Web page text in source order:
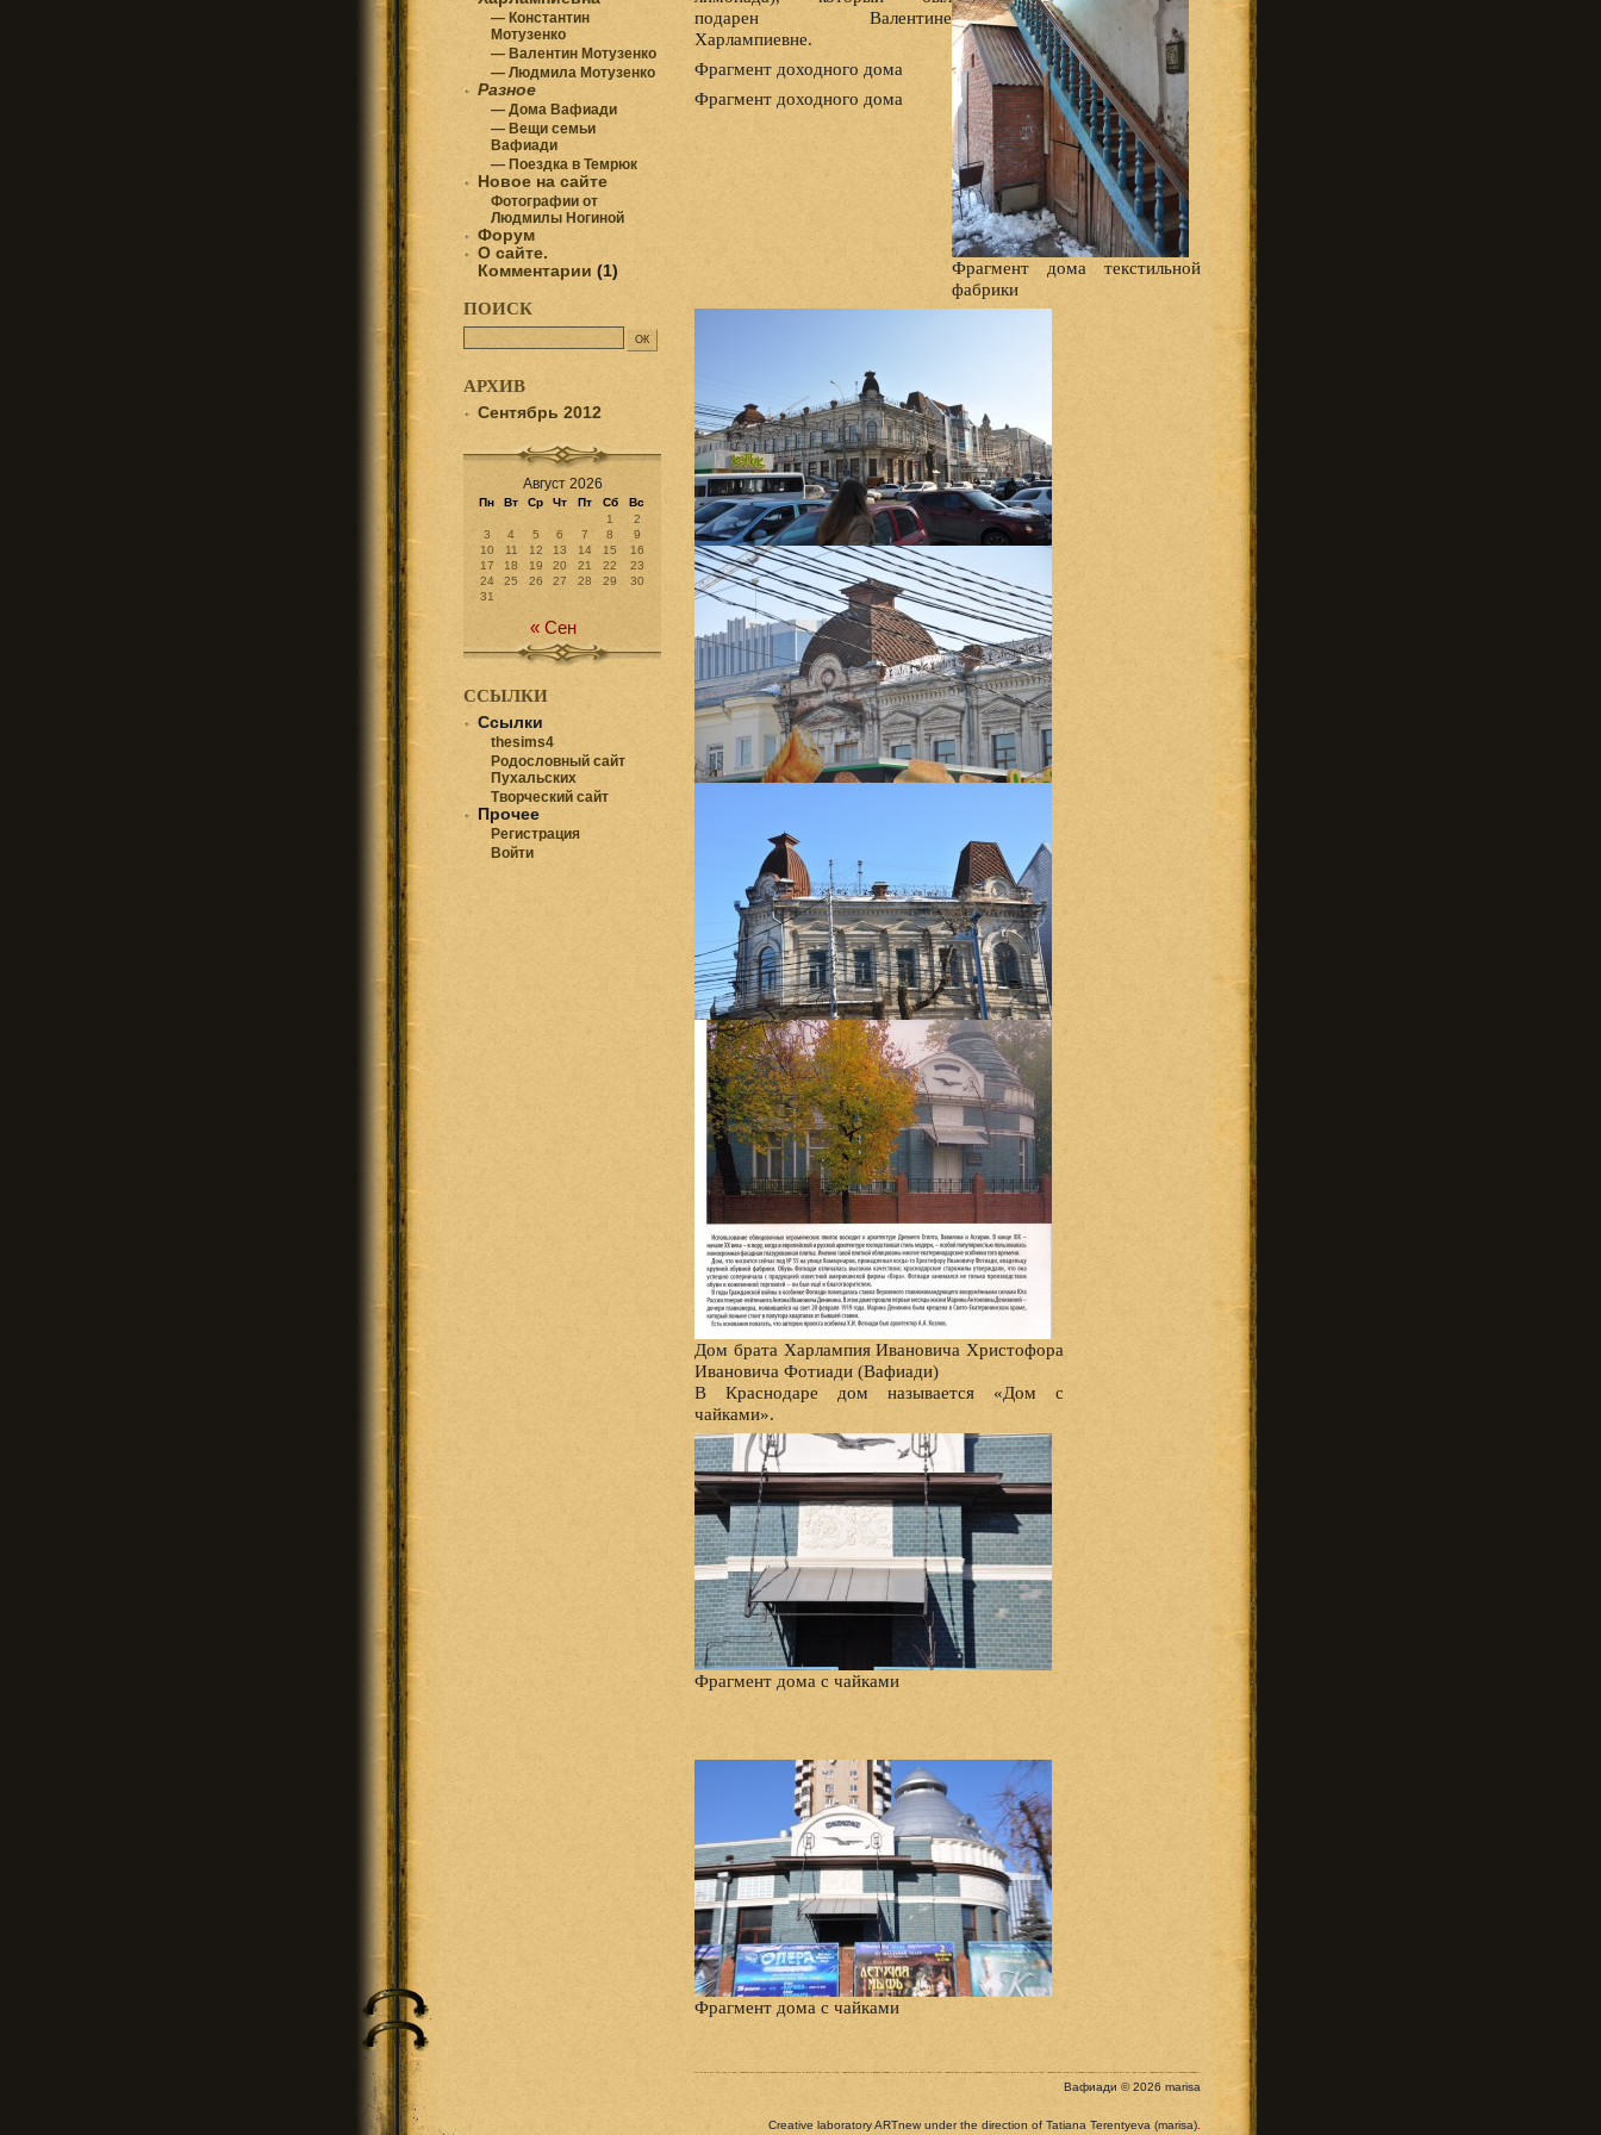
Фрагмент дома текстильной
фабрики
подарен Валентине
Харлампиевне.
Фрагмент доходного дома
Фрагмент доходного дома
Дом брата Харлампия Ивановича Христофора
Ивановича Фотиади (Вафиади)
В Краснодаре дом называется «Дом с
чайками».
Фрагмент дома с чайками
Фрагмент дома с чайками
— Константин
Мотузенко
— Валентин Мотузенко
— Людмила Мотузенко
Разное
— Дома Вафиади
— Вещи семьи
Вафиади
— Поездка в Темрюк
Новое на сайте
Фотографии от
Людмилы Ногиной
Форум
О сайте.
Комментарии (1)
ПОИСК
АРХИВ
Сентябрь 2012
Август 2026
Пн Вт Ср Чт Пт Сб
Вс
1
2
3
4 5 6 7 8
9
10
11 12 13 14 15
16
17
18 19 20 21 22
23
24
25 26 27 28 29
30
31
« Сен
ССЫЛКИ
Ссылки
thesims4
Родословный сайт
Пухальских
Творческий сайт
Прочее
Регистрация
Войти
Вафиади © 2026 marisa
Creative laboratory ARTnew under the direction of Tatiana Terentyeva (marisa)